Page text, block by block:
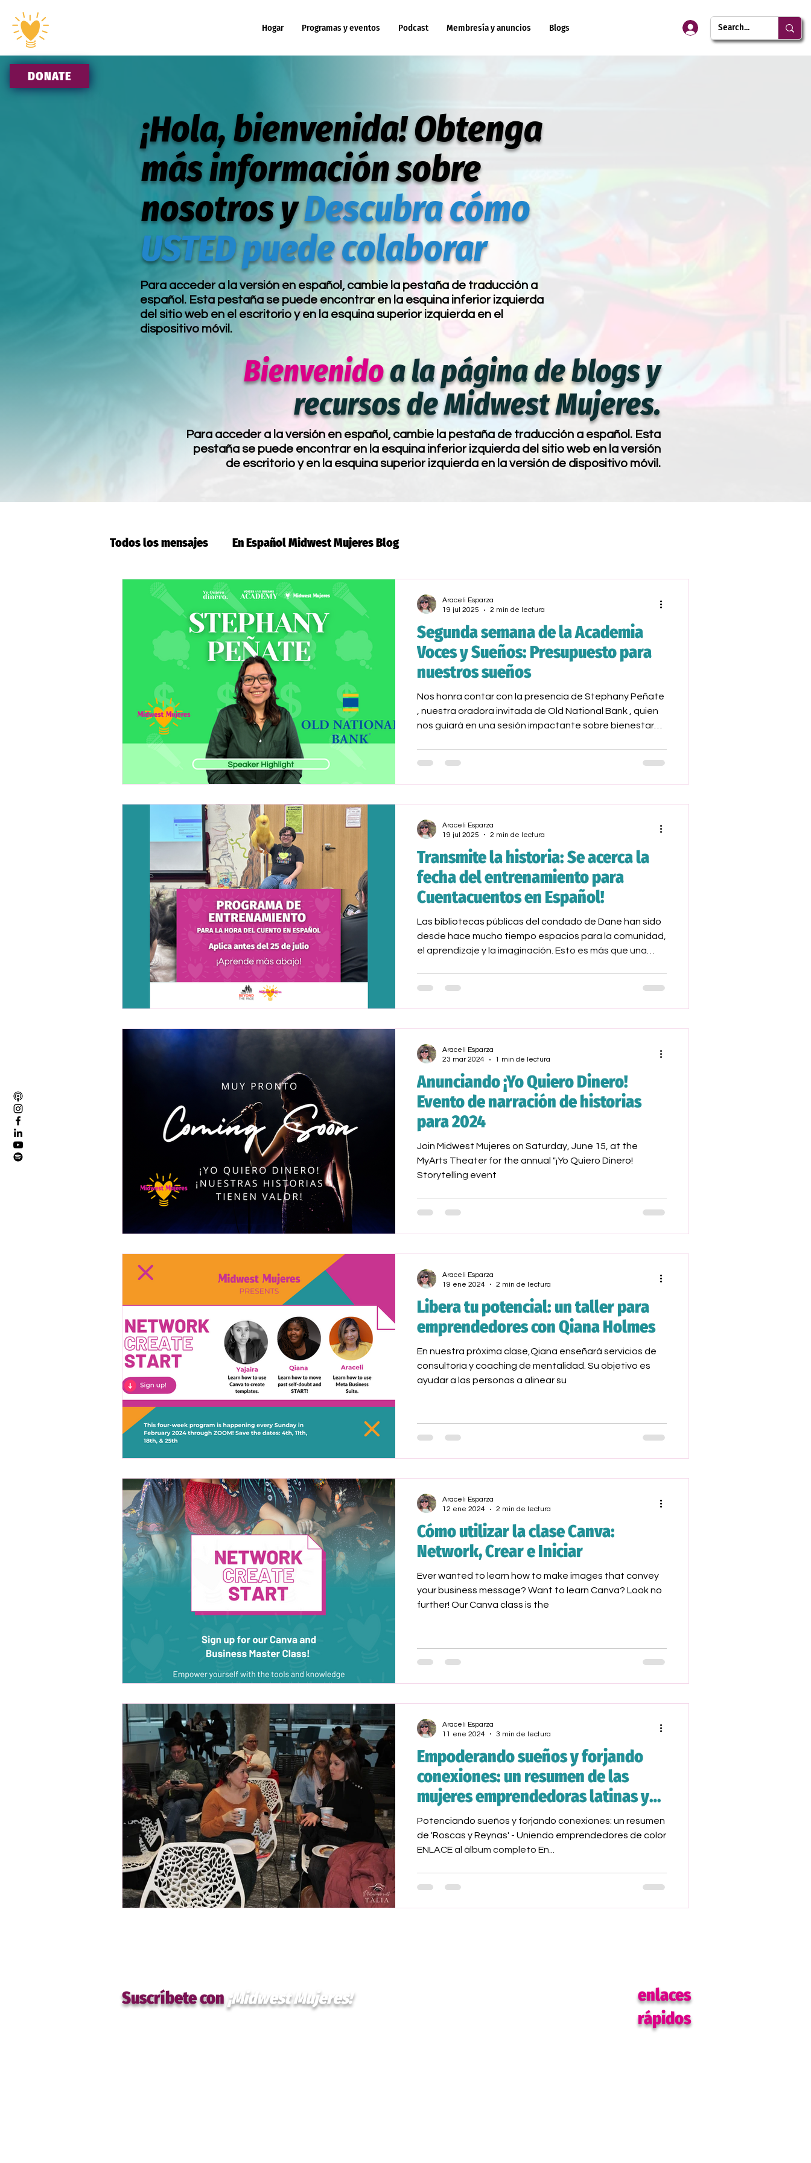
DONATE
Hogar Programas y eventos Podcast Membresía y anuncios Blogs
¡Hola, bienvenida! Obtenga
más información sobre
nosotros yDescubra cómo
USTED puede colaborar
Para acceder a la versión en español, cambie la pestaña de traducción a
español. Esta pestaña se puede encontrar en la esquina inferior izquierda
del sitio web en el escritorio y en la esquina superior izquierda en el
dispositivo móvil.
Bienvenidoa la página de blogs y
recursos de Midwest Mujeres.
Para acceder a la versión en español, cambie la pestaña de traducción a español. Esta
pestaña se puede encontrar en la esquina inferior izquierda del sitio web en la versión
de escritorio y en la esquina superior izquierda en la versión de dispositivo móvil.
Todos los mensajes En Español Midwest Mujeres Blog
Segunda semana de la Academia
Voces y Sueños: Presupuesto para
nuestros sueños
Nos honra contar con la presencia de Stephany Peñate
, nuestra oradora invitada de Old National Bank , quien
nos guiará en una sesión impactante sobre bienestar
conocimiento de las singulares experiencias financieras
de las mujeres, especialmente las latinas, las mujeres
Araceli Esparza
19 jul 2025
2 min de lectura
Transmite la historia: Se acerca la
fecha del entrenamiento para
Cuentacuentos en Español!
Las bibliotecas públicas del condado de Dane han sido
desde hace mucho tiempo espacios para la comunidad,
el aprendizaje y la imaginación. Esto es más que una
próxima generación .
Araceli Esparza
19 jul 2025
2 min de lectura
Anunciando ¡Yo Quiero Dinero!
Evento de narración de historias
para 2024
Join Midwest Mujeres on Saturday, June 15, at the
MyArts Theater for the annual "¡Yo Quiero Dinero!
Storytelling event
Araceli Esparza
23 mar 2024
1 min de lectura
Libera tu potencial: un taller para
emprendedores con Qiana Holmes
En nuestra próxima clase,Qiana enseñará servicios de
consultoría y coaching de mentalidad. Su objetivo es
ayudar a las personas a alinear su
Araceli Esparza
19 ene 2024
2 min de lectura
Cómo utilizar la clase Canva:
Network, Crear e Iniciar
Ever wanted to learn how to make images that convey
your business message? Want to learn Canva? Look no
further! Our Canva class is the
Araceli Esparza
12 ene 2024
2 min de lectura
Empoderando sueños y forjando
conexiones: un resumen de las
mujeres emprendedoras latinas y
negras de 'Roscas y Reynas'
Potenciando sueños y forjando conexiones: un resumen
de 'Roscas y Reynas' - Uniendo emprendedores de color
ENLACE al álbum completo En...
Araceli Esparza
11 ene 2024
3 min de lectura
Suscríbete con ¡Midwest Mujeres!
enlaces
rápidos